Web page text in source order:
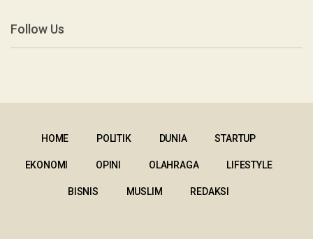
Follow Us
HOME POLITIK DUNIA STARTUP
EKONOMI OPINI OLAHRAGA LIFESTYLE
BISNIS MUSLIM REDAKSI